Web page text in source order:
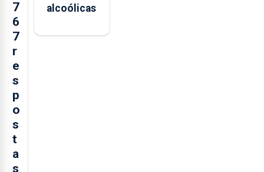
7
6
7
r
e
s
p
o
s
t
a
s
alcoólicas